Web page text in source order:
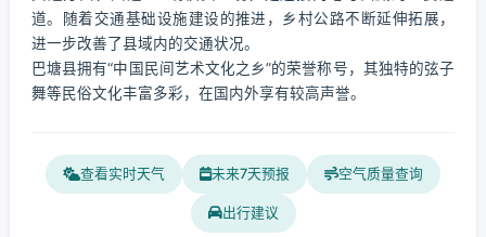
道。随着交通基础设施建设的推进，乡村公路不断延伸拓展，
进一步改善了县域内的交通状况。
巴塘县拥有“中国民间艺术文化之乡”的荣誉称号，其独特的弦子
舞等民俗文化丰富多彩，在国内外享有较高声誉。
查看实时天气 未来7天预报 空气质量查询
出行建议